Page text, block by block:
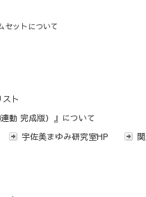
セットについて
ト
動 完成版）』について
宇佐美まゆみ研究室HP